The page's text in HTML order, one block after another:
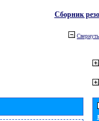
Сборник
Свернуть